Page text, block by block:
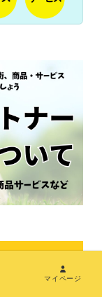
マイページ